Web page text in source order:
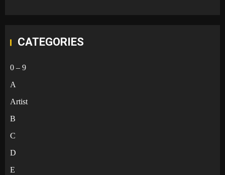
CATEGORIES
0 – 9
A
Artist
B
C
D
E